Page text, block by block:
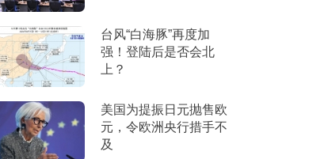
台风“白海豚”再度加
强！登陆后是否会北
上？
美国为提振日元抛售欧
元，令欧洲央行措手不
及